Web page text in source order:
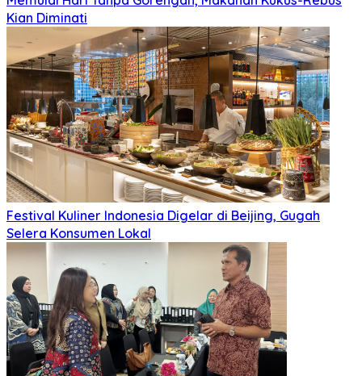
Kian Diminati
Festival Kuliner Indonesia Digelar di Beijing, Gugah
Selera Konsumen Lokal